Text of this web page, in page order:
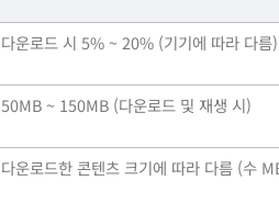
다운로드 시 5% ~ 20% (기기에 따라 다름)
50MB ~ 150MB (다운로드 및 재생 시)
다운로드한 콘텐츠 크기에 따라 다름 (수